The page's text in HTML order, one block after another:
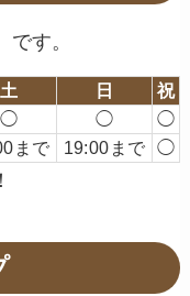
す。
土 日
祝
◯ ◯
◯
まで 19:00まで ◯